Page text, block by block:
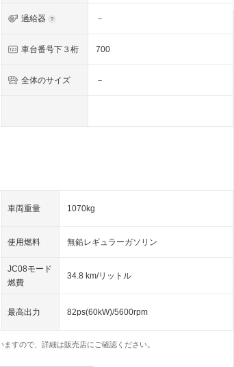
過給器 －
車台番号下３桁 700
全体のサイズ －
車両重量 1070kg
使用燃料 無鉛レギュラーガソリン
JC08モード
燃費
34.8 km/リットル
最高出力 82ps(60kW)/5600rpm
すので、詳細は販売店にご確認ください。